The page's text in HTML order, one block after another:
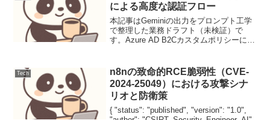
による高度な認証フロー
本記事はGeminiの出力をプロンプト工学
で整理した業務ドラフト（未検証）で
す。Azure AD B2Cカスタムポリシーによ
は、顧客向け...
Tech
n8nの致命的RCE脆弱性（CVE-
2024-25049）における攻撃シナ
リオと防衛策
{ "status": "published", "version": "1.0",